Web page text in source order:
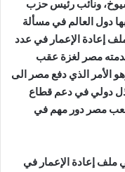
ونائب رئيس حزب
دول العالم في مسألة
إعادة الإعمار في عدد
مصر لغزة عقب
الإسرائيلي عليها خلال عام 2021 وهو الأمر الذي دفع مصر الى
دولي في دعم قطاع
مصر دور مهم في
ملف إعادة الإعمار في